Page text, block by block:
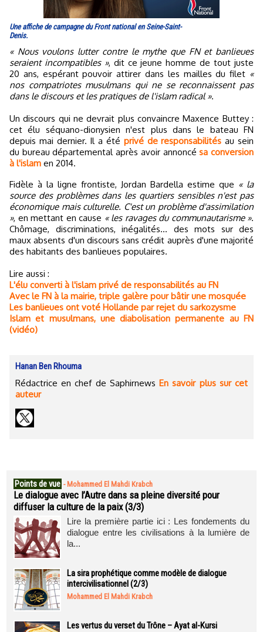
Une affiche de campagne du Front national en Seine-Saint-
Denis.
« Nous voulons lutter contre le mythe que FN et banlieues
seraient incompatibles », dit ce jeune homme de tout juste
20 ans, espérant pouvoir attirer dans les mailles du filet «
nos compatriotes musulmans qui ne se reconnaissent pas
dans le discours et les pratiques de l'islam radical ».
Un discours qui ne devrait plus convaincre Maxence Buttey :
cet élu séquano-dionysien n'est plus dans le bateau FN
depuis mai dernier. Il a été privé de responsabilités au sein
du bureau départemental après avoir annoncésa conversion
à l'islam en 2014.
Fidèle à la ligne frontiste, Jordan Bardella estime que « la
source des problèmes dans les quartiers sensibles n'est pas
économique mais culturelle. C'est un problème d'assimilation
», en mettant en cause « les ravages du communautarisme ».
Chômage, discriminations, inégalités... des mots sur des
maux absents d'un discours sans crédit auprès d'une majorité
des habitants des banlieues populaires.
Lire aussi :
L'élu converti à l'islam privé de responsabilités au FN
Avec le FN à la mairie, triple galère pour bâtir une mosquée
Les banlieues ont voté Hollande par rejet du sarkozysme
Islam et musulmans, une diabolisation permanente au FN
(vidéo)
Hanan Ben Rhouma
Rédactrice en chef de SaphirnewsEn savoir plus sur cet
auteur
Points de vue - Mohammed El Mahdi Krabch
Le dialogue avec l’Autre dans sa pleine diversité pour
diffuser la culture de la paix (3/3)
Lire la première partie ici : Les fondements du
dialogue entre les civilisations à la lumière de
la...
La sira prophétique comme modèle de dialogue
intercivilisationnel (2/3)
Mohammed El Mahdi Krabch
Les vertus du verset du Trône – Ayat al-Kursi